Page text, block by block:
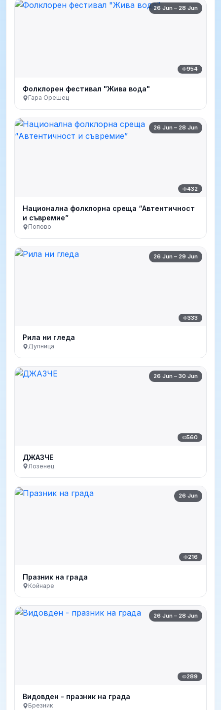
26 Jun – 28 Jun
954
Фолклорен фестивал "Жива вода"
Гара Орешец
26 Jun – 28 Jun
432
Национална фолклорна среща “Автентичност
и съвремие”
Попово
26 Jun – 29 Jun
333
Рила ни гледа
Дупница
26 Jun – 30 Jun
560
ДЖАЗЧЕ
Лозенец
26 Jun
216
Празник на града
Койнаре
26 Jun – 28 Jun
289
Видовден - празник на града
Брезник